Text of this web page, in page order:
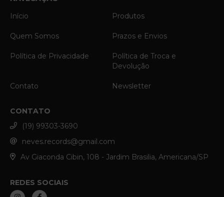
Início
Produtos
Quem Somos Prazos e Envios
Política de Privacidade
Política de Troca e
Devolução
Contato Newsletter
CONTATO
(19) 99303-3690
neves.records@gmail.com
Av Giaconda Cibin, 108 - Jardim Brasilia, Americana/SP
REDES SOCIAIS